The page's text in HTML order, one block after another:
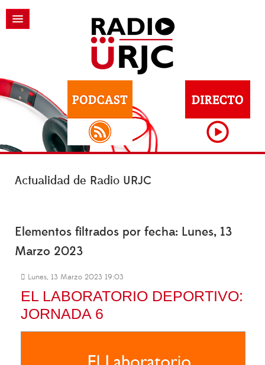
Actualidad de Radio URJC
Elementos filtrados por fecha: Lunes, 13
Marzo 2023
Lunes, 13 Marzo 2023 19:03
EL LABORATORIO DEPORTIVO:
JORNADA 6